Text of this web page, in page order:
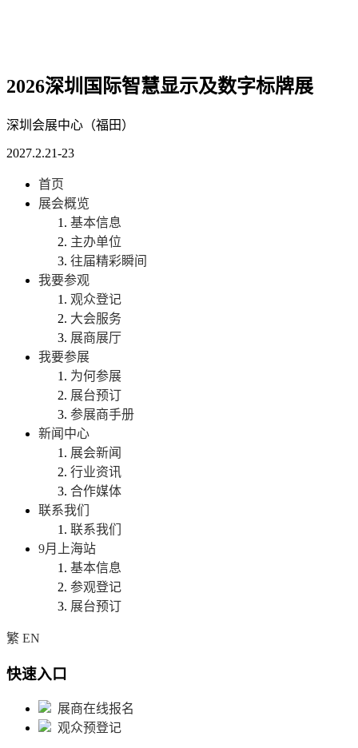
2026深圳国际智慧显示及数字标牌展
深圳会展中心（福田）
2027.2.21-23
首页
展会概览
基本信息
主办单位
往届精彩瞬间
我要参观
观众登记
大会服务
展商展厅
我要参展
为何参展
展台预订
参展商手册
新闻中心
展会新闻
行业资讯
合作媒体
联系我们
联系我们
9月上海站
基本信息
参观登记
展台预订
繁 EN
快速入口
展商在线报名
观众预登记